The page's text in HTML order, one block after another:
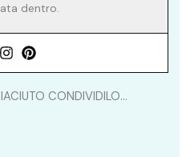
dentro.
CONDIVIDILO...